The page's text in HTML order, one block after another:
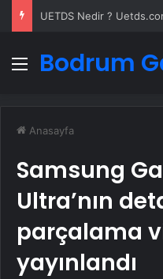
Menü
Bodrum
Anasayfa
Samsung
Ultra’nın
parçalama
yayınlandı